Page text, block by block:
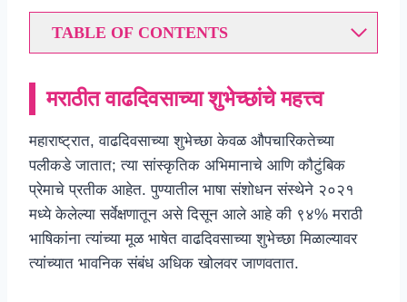
TABLE OF CONTENTS
मराठीत वाढदिवसाच्या शुभेच्छांचे महत्त्व
महाराष्ट्रात, वाढदिवसाच्या शुभेच्छा केवळ औपचारिकतेच्या
पलीकडे जातात; त्या सांस्कृतिक अभिमानाचे आणि कौटुंबिक
प्रेमाचे प्रतीक आहेत. पुण्यातील भाषा संशोधन संस्थेने २०२१
मध्ये केलेल्या सर्वेक्षणातून असे दिसून आले आहे की ९४% मराठी
भाषिकांना त्यांच्या मूळ भाषेत वाढदिवसाच्या शुभेच्छा मिळाल्यावर
त्यांच्यात भावनिक संबंध अधिक खोलवर जाणवतात.